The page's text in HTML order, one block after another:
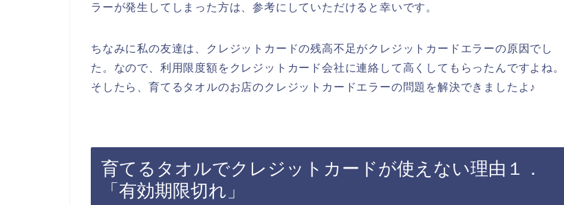
ラーが発生してしまった方は、参考にしていただけると幸いです。
ちなみに私の友達は、クレジットカードの残高不足がクレジットカードエラーの原因でし
た。なので、利用限度額をクレジットカード会社に連絡して高くしてもらったんですよね。
そしたら、育てるタオルのお店のクレジットカードエラーの問題を解決できましたよ♪
育てるタオルでクレジットカードが使えない理由１．
「有効期限切れ」